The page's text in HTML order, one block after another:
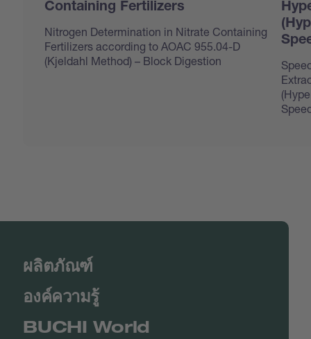
Containing Fertilizers
Nitrogen Determination in Nitrate Containing
Fertilizers according to AOAC 955.04-D
(Kjeldahl Method) – Block Digestion
ผลิตภัณฑ์
องค์ความรู้
BUCHI World